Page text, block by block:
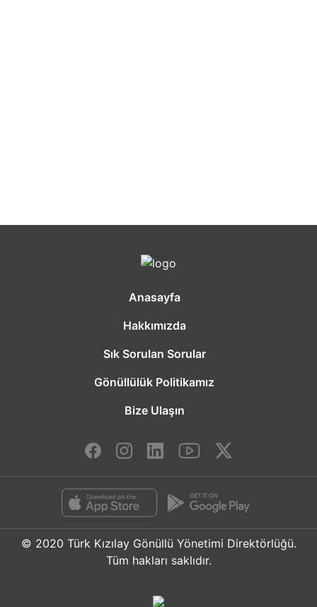
Anasayfa
Hakkımızda
Sık Sorulan Sorular
Gönüllülük Politikamız
Bize Ulaşın
© 2020 Türk Kızılay Gönüllü Yönetimi Direktörlüğü.
Tüm hakları saklıdır.